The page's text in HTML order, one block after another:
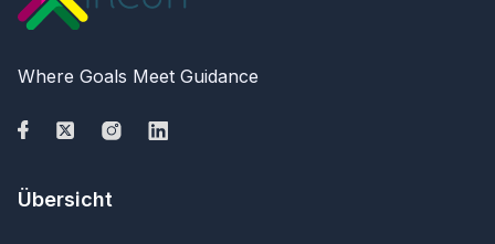
Where Goals Meet Guidance
Übersicht